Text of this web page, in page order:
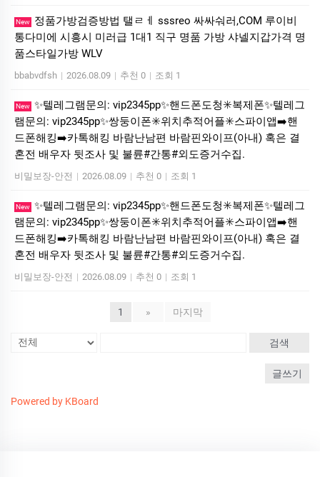
New
정품가방검증방법 탤ㄹㅔ sssreo 싸싸숴러,COM 루이비
통다미에 시흥시 미러급 1대1 직구 명품 가방 샤넬지갑가격 명
품스타일가방 WLV
bbabvdfsh | 2026.08.09 | 추천 0 | 조회 1
New ✨텔레그램문의: vip2345pp✨핸드폰도청✳️복제폰✨텔레그
램문의: vip2345pp✨쌍둥이폰✳️위치추적어플✳️스파이앱➡️핸
드폰해킹➡️카톡해킹 바람난남편 바람핀와이프(아내) 혹은 결
혼전 배우자 뒷조사 및 불륜#간통#외도증거수집.
비밀보장-안전 | 2026.08.09 | 추천 0 | 조회 1
New ✨텔레그램문의: vip2345pp✨핸드폰도청✳️복제폰✨텔레그
램문의: vip2345pp✨쌍둥이폰✳️위치추적어플✳️스파이앱➡️핸
드폰해킹➡️카톡해킹 바람난남편 바람핀와이프(아내) 혹은 결
혼전 배우자 뒷조사 및 불륜#간통#외도증거수집.
비밀보장-안전 | 2026.08.09 | 추천 0 | 조회 1
1 » 마지막
검색
글쓰기
Powered by KBoard